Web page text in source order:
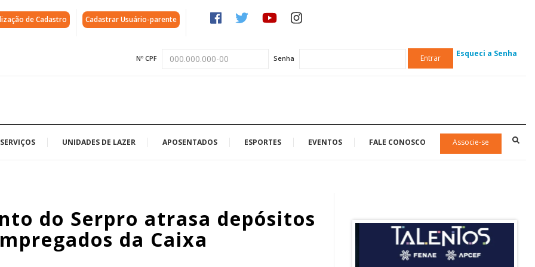
de Cadastro Cadastrar Usuário-parente
Nº CPF Senha Entrar Esqueci a Senha
SERVIÇOS UNIDADES DE LAZER APOSENTADOS ESPORTES EVENTOS FALE CONOSCO Associe-se
do Serpro atrasa depósitos
da Caixa